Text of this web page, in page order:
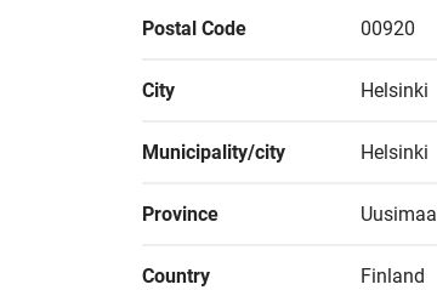
Postal Code 00920
City Helsinki
Municipality/city Helsinki
Province Uusimaa
Country Finland